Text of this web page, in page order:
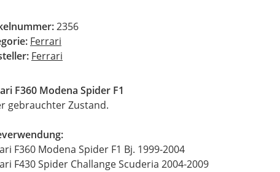
2356
Ferrari
Ferrari
F360 Modena Spider F1
gebrauchter Zustand.
F360 Modena Spider F1 Bj. 1999-2004
F430 Spider Challange Scuderia 2004-2009